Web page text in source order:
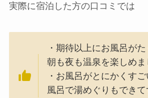
実際に宿泊した方の口コミでは
・期待以上にお風呂がた
朝も夜も温泉を楽しめま
・お風呂がとにかくす
風呂で湯めぐりもでき